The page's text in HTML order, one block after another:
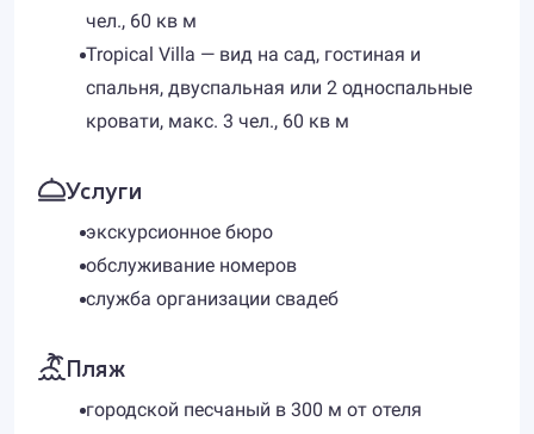
чел., 60 кв м
Tropical Villa — вид на сад, гостиная и
спальня, двуспальная или 2 односпальные
кровати, макс. 3 чел., 60 кв м
Услуги
экскурсионное бюро
обслуживание номеров
служба организации свадеб
Пляж
городской песчаный в 300 м от отеля